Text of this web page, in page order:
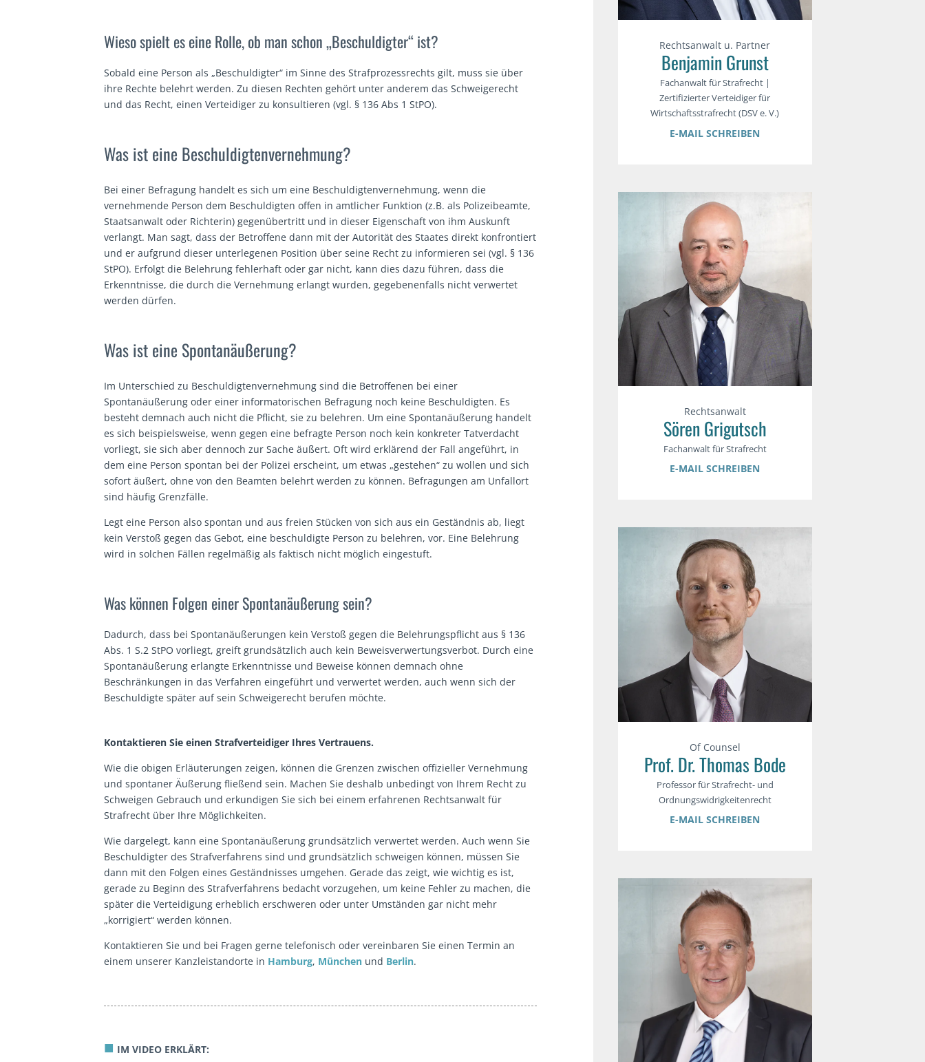
Wieso spielt es eine Rolle, ob man schon „Beschuldigter“ ist?
Sobald eine Person als „Beschuldigter“ im Sinne des Strafprozessrechts gilt, muss sie über
ihre Rechte belehrt werden. Zu diesen Rechten gehört unter anderem das Schweigerecht
und das Recht, einen Verteidiger zu konsultieren (vgl. § 136 Abs 1 StPO).
Was ist eine Beschuldigtenvernehmung?
Bei einer Befragung handelt es sich um eine Beschuldigtenvernehmung, wenn die
vernehmende Person dem Beschuldigten offen in amtlicher Funktion (z.B. als Polizeibeamte,
Staatsanwalt oder Richterin) gegenübertritt und in dieser Eigenschaft von ihm Auskunft
verlangt. Man sagt, dass der Betroffene dann mit der Autorität des Staates direkt konfrontiert
und er aufgrund dieser unterlegenen Position über seine Recht zu informieren sei (vgl. § 136
StPO). Erfolgt die Belehrung fehlerhaft oder gar nicht, kann dies dazu führen, dass die
Erkenntnisse, die durch die Vernehmung erlangt wurden, gegebenenfalls nicht verwertet
werden dürfen.
Was ist eine Spontanäußerung?
Im Unterschied zu Beschuldigtenvernehmung sind die Betroffenen bei einer
Spontanäußerung oder einer informatorischen Befragung noch keine Beschuldigten. Es
besteht demnach auch nicht die Pflicht, sie zu belehren. Um eine Spontanäußerung handelt
es sich beispielsweise, wenn gegen eine befragte Person noch kein konkreter Tatverdacht
vorliegt, sie sich aber dennoch zur Sache äußert. Oft wird erklärend der Fall angeführt, in
dem eine Person spontan bei der Polizei erscheint, um etwas „gestehen“ zu wollen und sich
sofort äußert, ohne von den Beamten belehrt werden zu können. Befragungen am Unfallort
sind häufig Grenzfälle.
Legt eine Person also spontan und aus freien Stücken von sich aus ein Geständnis ab, liegt
kein Verstoß gegen das Gebot, eine beschuldigte Person zu belehren, vor. Eine Belehrung
wird in solchen Fällen regelmäßig als faktisch nicht möglich eingestuft.
Was können Folgen einer Spontanäußerung sein?
Dadurch, dass bei Spontanäußerungen kein Verstoß gegen die Belehrungspflicht aus § 136
Abs. 1 S.2 StPO vorliegt, greift grundsätzlich auch kein Beweisverwertungsverbot. Durch eine
Spontanäußerung erlangte Erkenntnisse und Beweise können demnach ohne
Beschränkungen in das Verfahren eingeführt und verwertet werden, auch wenn sich der
Beschuldigte später auf sein Schweigerecht berufen möchte.
Kontaktieren Sie einen Strafverteidiger Ihres Vertrauens.
Wie die obigen Erläuterungen zeigen, können die Grenzen zwischen offizieller Vernehmung
und spontaner Äußerung fließend sein. Machen Sie deshalb unbedingt von Ihrem Recht zu
Schweigen Gebrauch und erkundigen Sie sich bei einem erfahrenen Rechtsanwalt für
Strafrecht über Ihre Möglichkeiten.
Wie dargelegt, kann eine Spontanäußerung grundsätzlich verwertet werden. Auch wenn Sie
Beschuldigter des Strafverfahrens sind und grundsätzlich schweigen können, müssen Sie
dann mit den Folgen eines Geständnisses umgehen. Gerade das zeigt, wie wichtig es ist,
gerade zu Beginn des Strafverfahrens bedacht vorzugehen, um keine Fehler zu machen, die
später die Verteidigung erheblich erschweren oder unter Umständen gar nicht mehr
„korrigiert“ werden können.
Kontaktieren Sie und bei Fragen gerne telefonisch oder vereinbaren Sie einen Termin an
einem unserer Kanzleistandorte in Hamburg, München und Berlin.
■ IM VIDEO ERKLÄRT:
Rechtsanwalt u. Partner
Benjamin Grunst
Fachanwalt für Strafrecht |
Zertifizierter Verteidiger für
Wirtschaftsstrafrecht (DSV e. V.)
E-MAIL SCHREIBEN
Rechtsanwalt
Sören Grigutsch
Fachanwalt für Strafrecht
E-MAIL SCHREIBEN
Of Counsel
Prof. Dr. Thomas Bode
Professor für Strafrecht- und
Ordnungswidrigkeitenrecht
E-MAIL SCHREIBEN